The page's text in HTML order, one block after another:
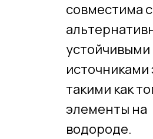
совместима с
устойчивыми
источниками
такими как
элементы на
водороде.